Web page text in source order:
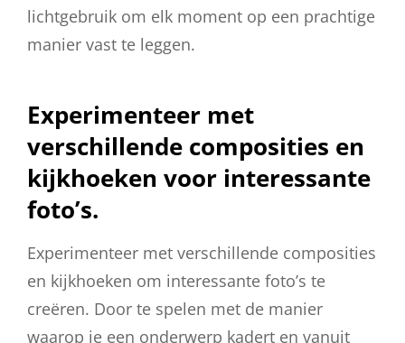
lichtgebruik om elk moment op een prachtige
manier vast te leggen.
Experimenteer met
verschillende composities en
kijkhoeken voor interessante
foto’s.
Experimenteer met verschillende composities
en kijkhoeken om interessante foto’s te
creëren. Door te spelen met de manier
waarop je een onderwerp kadert en vanuit